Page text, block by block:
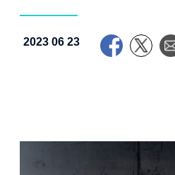
2023 06 23